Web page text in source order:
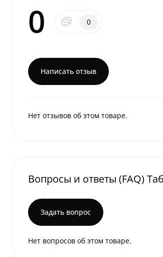
0 0
Написать отзыв
Нет отзывов об этом товаре.
Вопросы и ответы (FAQ)
Задать вопрос
Нет вопросов об этом товаре.